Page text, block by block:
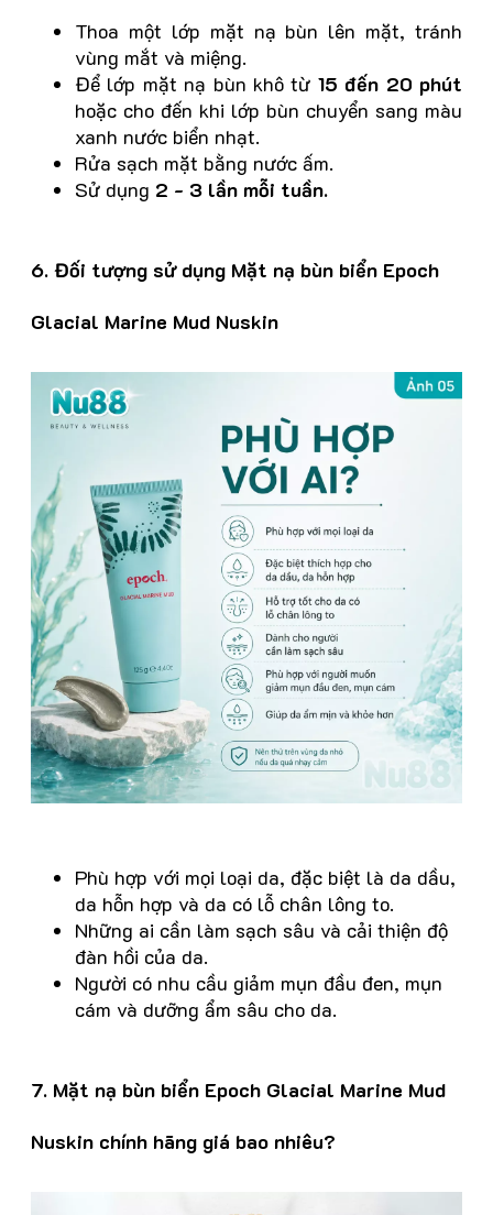
Thoa một lớp mặt nạ bùn lên mặt, tránh
vùng mắt và miệng.
Để lớp mặt nạ bùn khô từ 15 đến 20 phút
hoặc cho đến khi lớp bùn chuyển sang màu
xanh nước biển nhạt.
Rửa sạch mặt bằng nước ấm.
Sử dụng 2 - 3 lần mỗi tuần.
6. Đối tượng sử dụng Mặt nạ bùn biển Epoch
Glacial Marine Mud Nuskin
Phù hợp với mọi loại da, đặc biệt là da dầu,
da hỗn hợp và da có lỗ chân lông to.
Những ai cần làm sạch sâu và cải thiện độ
đàn hồi của da.
Người có nhu cầu giảm mụn đầu đen, mụn
cám và dưỡng ẩm sâu cho da.
7. Mặt nạ bùn biển Epoch Glacial Marine Mud
Nuskin chính hãng giá bao nhiêu?